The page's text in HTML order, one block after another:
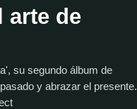
arte de
su segundo álbum de
y abrazar el presente.